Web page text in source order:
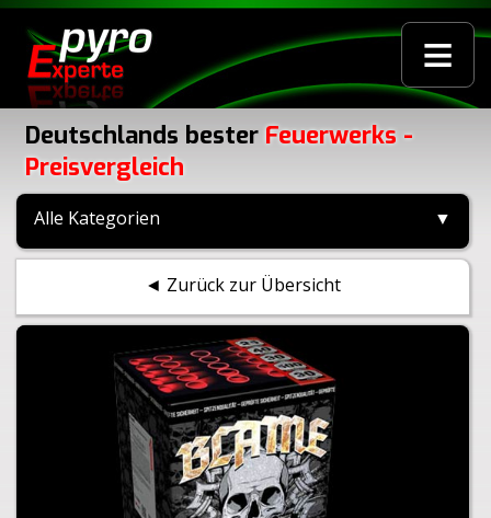
≡
Deutschlands bester Feuerwerks -
Preisvergleich
Alle Kategorien ▼
◄ Zurück zur Übersicht